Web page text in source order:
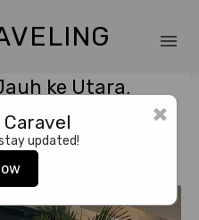
×
updated!
ke Utara,
you!"
,My Academic Journey